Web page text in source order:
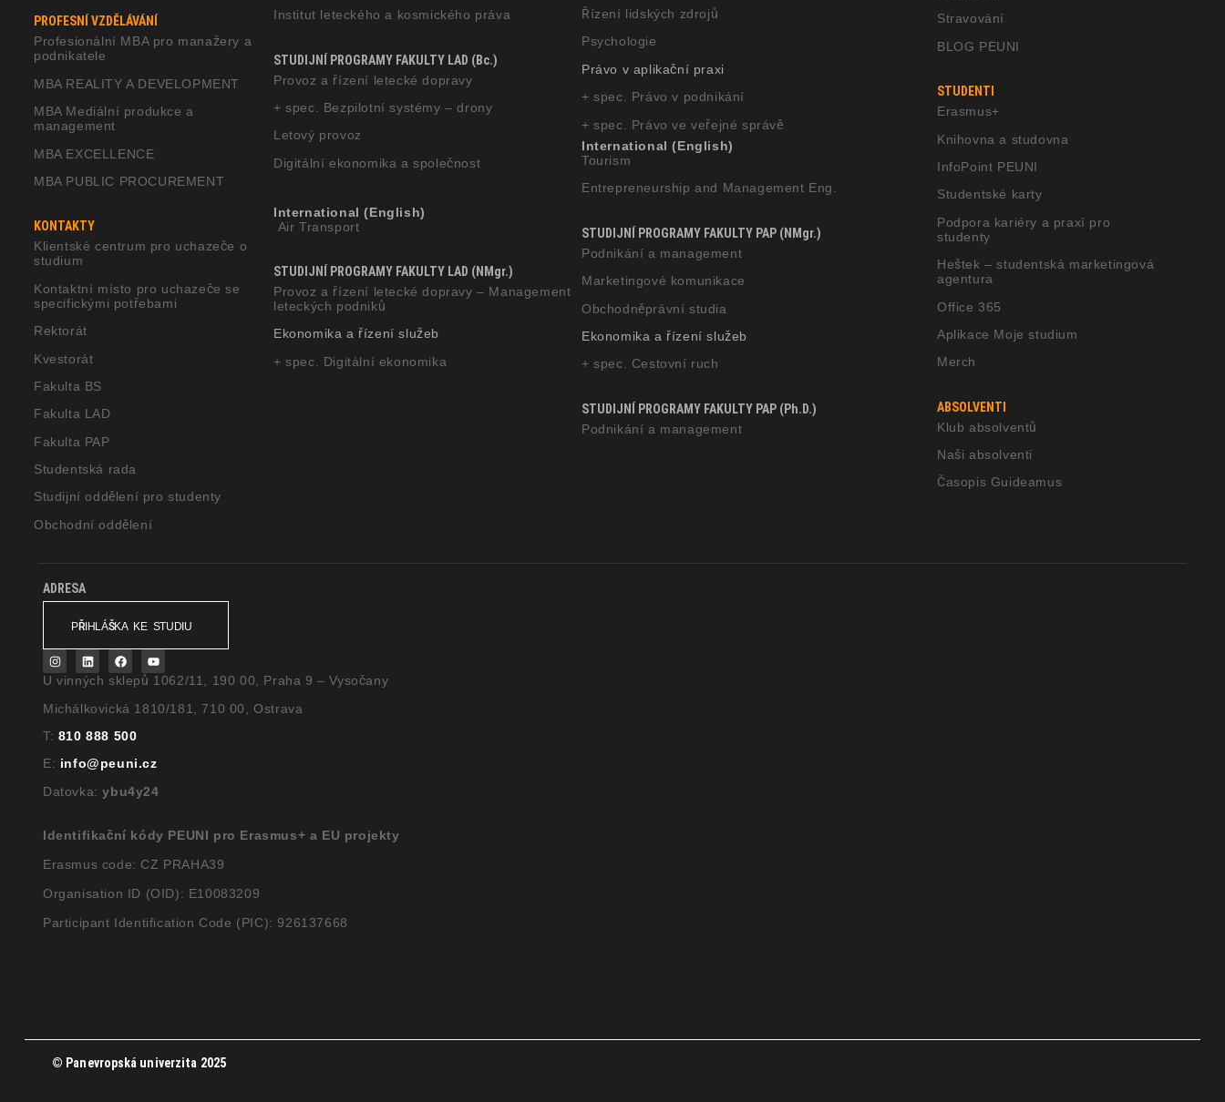
PROFESNÍ VZDĚLÁVÁNÍ
Profesionální MBA pro manažery a
podnikatele
MBA REALITY A DEVELOPMENT
MBA Mediální produkce a
management
MBA EXCELLENCE
MBA PUBLIC PROCUREMENT
KONTAKTY
Klientské centrum pro uchazeče o
studium
Kontaktní místo pro uchazeče se
specifickými potřebami
Rektorát
Kvestorát
Fakulta BS
Fakulta LAD
Fakulta PAP
Studentská rada
Studijní oddělení pro studenty
Obchodní oddělení
Institut leteckého a kosmického práva
STUDIJNÍ PROGRAMY FAKULTY LAD (Bc.)
Provoz a řízení letecké dopravy
+ spec. Bezpilotní systémy – drony
Letový provoz
Digitální ekonomika a společnost
International (English)
Air Transport
STUDIJNÍ PROGRAMY FAKULTY LAD (NMgr.)
Provoz a řízení letecké dopravy – Management
leteckých podniků
Ekonomika a řízení služeb
+ spec. Digitální ekonomika
Řízení lidských zdrojů
Psychologie
Právo v aplikační praxi
+ spec. Právo v podnikání
+ spec. Právo ve veřejné správě
International (English)
Tourism
Entrepreneurship and Management Eng.
STUDIJNÍ PROGRAMY FAKULTY PAP (NMgr.)
Podnikání a management
Marketingové komunikace
Obchodněprávní studia
Ekonomika a řízení služeb
+ spec. Cestovní ruch
STUDIJNÍ PROGRAMY FAKULTY PAP (Ph.D.)
Podnikání a management
Stravování
BLOG PEUNI
STUDENTI
Erasmus+
Knihovna a studovna
InfoPoint PEUNI
Studentské karty
Podpora kariéry a praxí pro
studenty
Heštek – studentská marketingová
agentura
Office 365
Aplikace Moje studium
Merch
ABSOLVENTI
Klub absolventů
Naši absolventi
Časopis Guideamus
ADRESA
PŘIHLÁŠKA KE STUDIU
U vinných sklepů 1062/11, 190 00, Praha 9 – Vysočany
Michálkovická 1810/181, 710 00, Ostrava
T: 810 888 500
E: info@peuni.cz
Datovka:ybu4y24
Identifikační kódy PEUNI pro Erasmus+ a EU projekty
Erasmus code: CZ PRAHA39
Organisation ID (OID): E10083209
Participant Identification Code (PIC): 926137668
© Panevropská univerzita 2025